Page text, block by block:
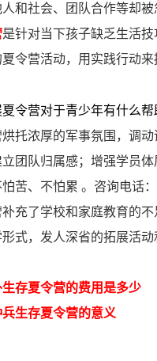
和社会、团队合作等却
是针对当下孩子缺乏生活
夏令营活动，用实践行动
托浓厚的军事氛围，调
团队归属感；增强学员
苦、不怕累 。咨询电话
充了学校和家庭教育的
式，发人深省的拓展活
存夏令营的费用是多少
生存夏令营的意义